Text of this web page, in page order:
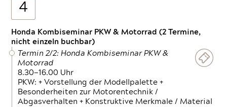
4
Honda Kombiseminar PKW & Motorrad (2 Termine,
nicht einzeln buchbar)
Termin 2/2: Honda Kombiseminar PKW &
Motorrad
8.30—16.00 Uhr
PKW: + Vorstellung der Modellpalette +
Besonderheiten zur Motorentechnik /
Abgasverhalten + Konstruktive Merkmale / Material